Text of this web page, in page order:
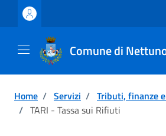
Vai ai contenuti
Vai al footer
Comune di
Home / Servizi / Tributi, finanze
/ TARI - Tassa sui Rifiuti